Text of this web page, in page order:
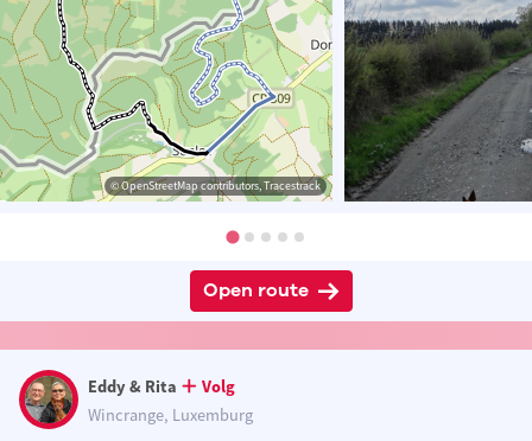
© OpenStreetMap contributors, Tracestrack
Open route
Eddy & Rita
Volg
Wincrange, Luxemburg